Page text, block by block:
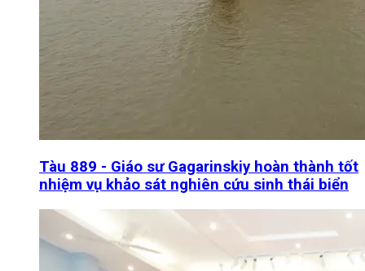
Tàu 889 - Giáo sư Gagarinskiy hoàn thành tốt
nhiệm vụ khảo sát nghiên cứu sinh thái biển